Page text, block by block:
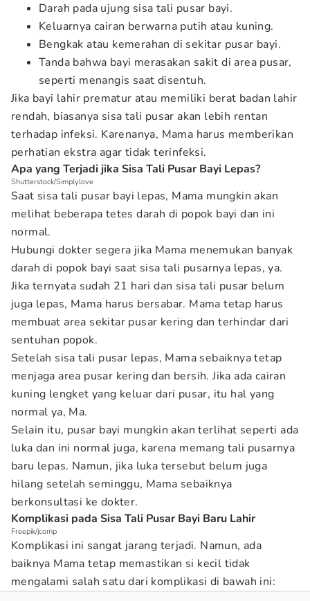
Darah pada ujung sisa tali pusar bayi.
Keluarnya cairan berwarna putih atau kuning.
Bengkak atau kemerahan di sekitar pusar bayi.
Tanda bahwa bayi merasakan sakit di area pusar,
seperti menangis saat disentuh.
Jika bayi lahir prematur atau memiliki berat badan lahir
rendah, biasanya sisa tali pusar akan lebih rentan
terhadap infeksi. Karenanya, Mama harus memberikan
perhatian ekstra agar tidak terinfeksi.
Apa yang Terjadi jika Sisa Tali Pusar Bayi Lepas?
Shutterstock/Simplylove
Saat sisa tali pusar bayi lepas, Mama mungkin akan
melihat beberapa tetes darah di popok bayi dan ini
normal.
Hubungi dokter segera jika Mama menemukan banyak
darah di popok bayi saat sisa tali pusarnya lepas, ya.
Jika ternyata sudah 21 hari dan sisa tali pusar belum
juga lepas, Mama harus bersabar. Mama tetap harus
membuat area sekitar pusar kering dan terhindar dari
sentuhan popok.
Setelah sisa tali pusar lepas, Mama sebaiknya tetap
menjaga area pusar kering dan bersih. Jika ada cairan
kuning lengket yang keluar dari pusar, itu hal yang
normal ya, Ma.
Selain itu, pusar bayi mungkin akan terlihat seperti ada
luka dan ini normal juga, karena memang tali pusarnya
baru lepas. Namun, jika luka tersebut belum juga
hilang setelah seminggu, Mama sebaiknya
berkonsultasi ke dokter.
Komplikasi pada Sisa Tali Pusar Bayi Baru Lahir
Freepik/jcomp
Komplikasi ini sangat jarang terjadi. Namun, ada
baiknya Mama tetap memastikan si kecil tidak
mengalami salah satu dari komplikasi di bawah ini: